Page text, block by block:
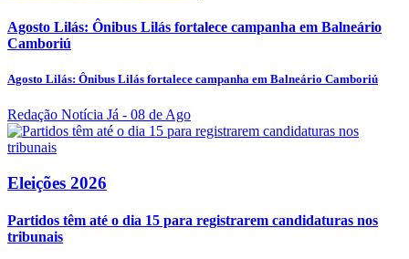
Agosto Lilás: Ônibus Lilás fortalece campanha em Balneário
Camboriú
Agosto Lilás: Ônibus Lilás fortalece campanha em Balneário Camboriú
Redação Notícia Já - 08 de Ago
Eleições 2026
Partidos têm até o dia 15 para registrarem candidaturas nos
tribunais